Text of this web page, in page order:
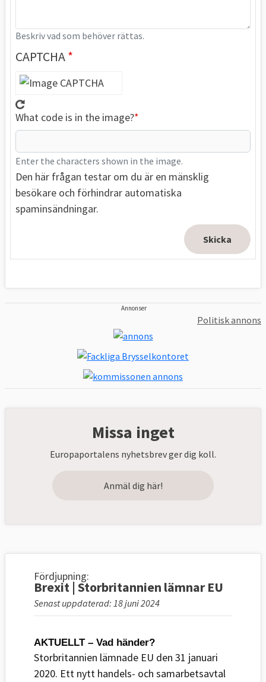
Beskriv vad som behöver rättas.
CAPTCHA
What code is in the image?
Enter the characters shown in the image.
Den här frågan testar om du är en mänsklig
besökare och förhindrar automatiska
spaminsändningar.
Annonser
Politisk annons
Missa inget
Europaportalens nyhetsbrev ger dig koll.
Anmäl dig här!
Fördjupning:
Brexit | Storbritannien lämnar EU
Senast uppdaterad: 18 juni 2024
AKTUELLT – Vad händer?
Storbritannien lämnade EU den 31 januari
2020. Ett nytt handels- och samarbetsavtal